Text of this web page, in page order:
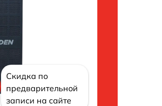
Скидка по
предварительной
записи на сайте